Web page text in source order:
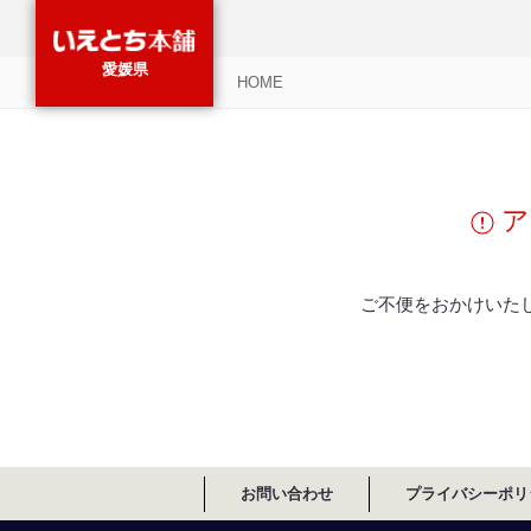
愛媛県
HOME
ア
ご不便をおかけいた
お問い合わせ プライバシーポ